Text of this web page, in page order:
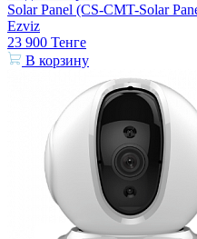
Solar Panel (CS-CMT-Solar
Ezviz
23 900 Тенге
В корзину